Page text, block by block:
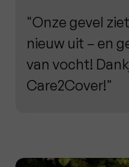
"Onze gevel
nieuw uit – en
van vocht!
Care2Cover!"